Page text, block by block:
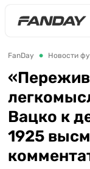
Англия
Испания
Германия
Италия
Франция
Украина
FanDay Новости
Вацко к
1925